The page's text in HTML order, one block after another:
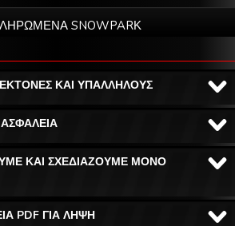
SNOWPARΚ
ΚΑΙ ΥΠΑΛΛΗΛΟΥΣ
ΑΣΦΑΛΕΙΑ
ΚΑΙ ΣΧΕΔΙΑΖΟΥΜΕ ΜΟΝΟ
PDF ΓΙΑ ΛΗΨΗ